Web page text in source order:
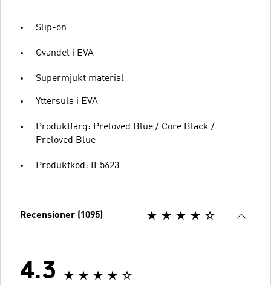
Slip-on
Ovandel i EVA
Supermjukt material
Yttersula i EVA
Produktfärg: Preloved Blue / Core Black /
Preloved Blue
Produktkod: IE5623
Recensioner (1095)
4.3